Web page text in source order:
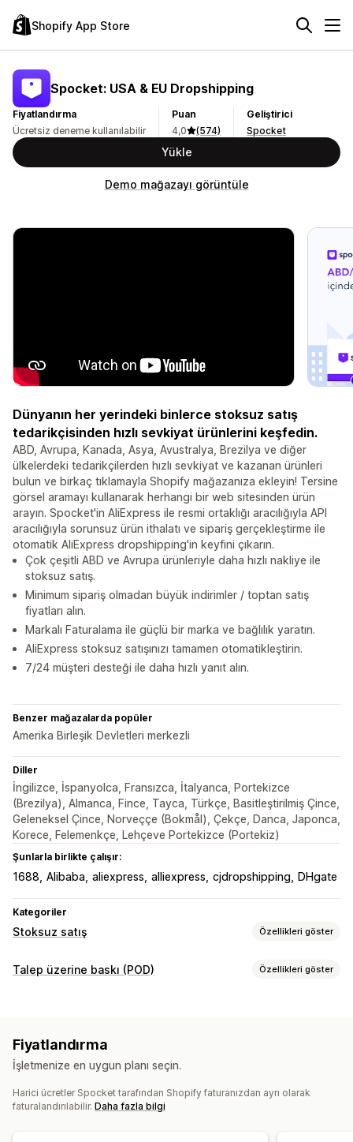
Shopify App Store
Spocket: USA & EU Dropshipping
Fiyatlandırma
Ücretsiz deneme kullanılabilir
Puan
4,0
(574)
Geliştirici
Spocket
Yükle
Demo mağazayı görüntüle
Dünyanın her yerindeki binlerce stoksuz satış
tedarikçisinden hızlı sevkiyat ürünlerini keşfedin.
ABD, Avrupa, Kanada, Asya, Avustralya, Brezilya ve diğer
ülkelerdeki tedarikçilerden hızlı sevkiyat ve kazanan ürünleri
bulun ve birkaç tıklamayla Shopify mağazanıza ekleyin! Tersine
görsel aramayı kullanarak herhangi bir web sitesinden ürün
arayın. Spocket'in AliExpress ile resmi ortaklığı aracılığıyla API
aracılığıyla sorunsuz ürün ithalatı ve sipariş gerçekleştirme ile
otomatik AliExpress dropshipping'in keyfini çıkarın.
Çok çeşitli ABD ve Avrupa ürünleriyle daha hızlı nakliye ile
stoksuz satış.
Minimum sipariş olmadan büyük indirimler / toptan satış
fiyatları alın.
Markalı Faturalama ile güçlü bir marka ve bağlılık yaratın.
AliExpress stoksuz satışınızı tamamen otomatikleştirin.
7/24 müşteri desteği ile daha hızlı yanıt alın.
Benzer mağazalarda popüler
Amerika Birleşik Devletleri merkezli
Diller
İngilizce, İspanyolca, Fransızca, İtalyanca, Portekizce
(Brezilya), Almanca, Fince, Tayca, Türkçe, Basitleştirilmiş Çince,
Geleneksel Çince, Norveççe (Bokmål), Çekçe, Danca, Japonca,
Korece, Felemenkçe, Lehçeve Portekizce (Portekiz)
Şunlarla birlikte çalışır:
1688 Alibaba aliexpress alliexpress cjdropshipping DHgate
Kategoriler
Stoksuz satış Özellikleri göster
Satabileceğiniz ürünler
Spor ürünleri
Evcil hayvan ürünleri
Hırdavat
Otomotiv Olgun ürünler
Tedarik konumları
Talep üzerine baskı (POD) Özellikleri göster
Model oluşturucu
Özel şablonlar
Ürünler
Fiyatlandırma
İşletmenize en uygun planı seçin.
Harici ücretler Spocket tarafından Shopify faturanızdan ayrı olarak
faturalandırılabilir. Daha fazla bilgi